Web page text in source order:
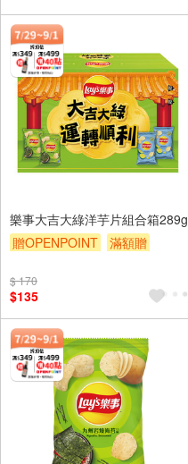
樂事大吉大綠洋芋片組合箱289g
贈OPENPOINT
滿額贈
$ 170
$135